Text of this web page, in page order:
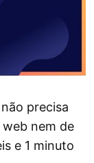
precisa
nem de
e 1 minuto